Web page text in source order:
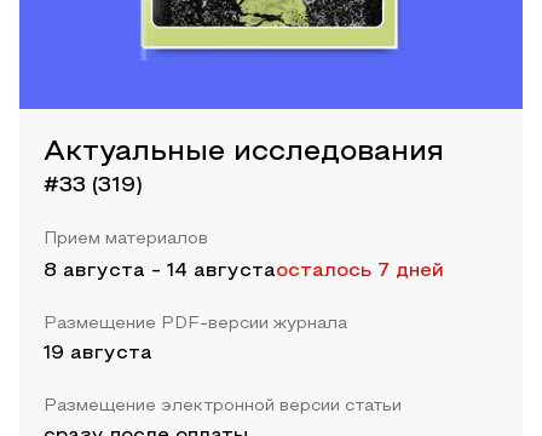
Актуальные исследования
#33 (319)
Прием материалов
8 августа - 14 августаосталось 7 дней
Размещение PDF-версии журнала
19 августа
Размещение электронной версии статьи